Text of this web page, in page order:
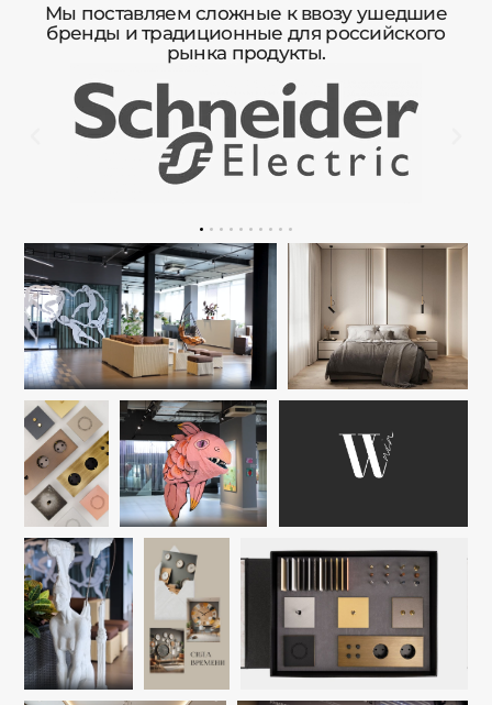
Мы поставляем сложные к ввозу ушедшие
бренды и традиционные для российского
рынка продукты.